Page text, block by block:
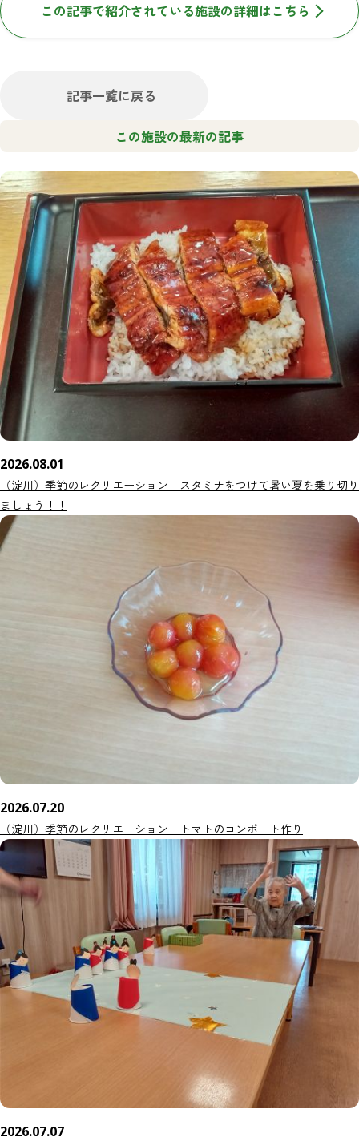
この記事で紹介されている施設の詳細はこちら
記事一覧に戻る
この施設の最新の記事
2026.08.01
（淀川）季節のレクリエーション スタミナをつけて暑い夏を乗り切り
ましょう！！
2026.07.20
（淀川）季節のレクリエーション トマトのコンポート作り
2026.07.07